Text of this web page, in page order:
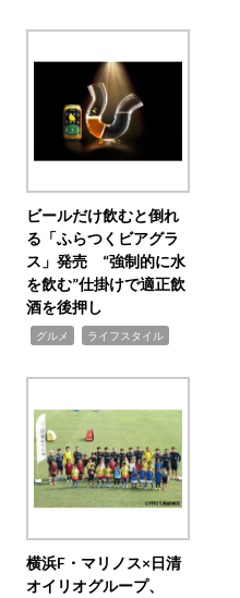
ビールだけ飲むと倒れ
る「ふらつくビアグラ
ス」発売 “強制的に水
を飲む”仕掛けで適正飲
酒を後押し
グルメ ライフスタイル
横浜F・マリノス×日清
オイリオグループ、